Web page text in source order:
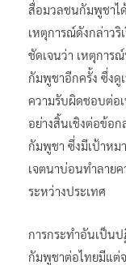
สื่อมวลชนกัมพูชาไ
เหตุการณ์ดังกล่าวริ
ชัดเจนว่า เหตุการ
กัมพูชาอีกครั้ง ซึ่งดู
ความรับผิดชอบต่อ
อย่างสิ้นเชิงต่อข้อก
กัมพูชา ซึ่งมีเป้าหม
เจตนาบ่อนทำลาย
ระหว่างประเทศ
การกระทำอันเป็น
กัมพูชาต่อไทยมีแต่